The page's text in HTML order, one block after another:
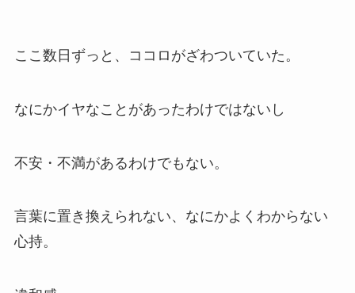
ここ数日ずっと、ココロがざわついていた。
なにかイヤなことがあったわけではないし
不安・不満があるわけでもない。
言葉に置き換えられない、なにかよくわからない
心持。